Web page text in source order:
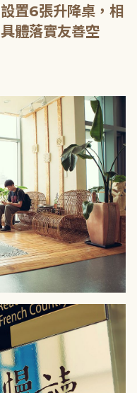
置6張升降桌，相
體落實友善空